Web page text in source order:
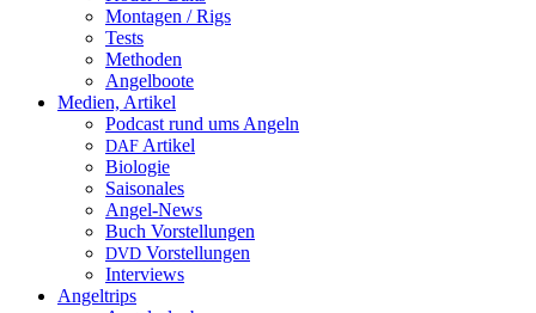
Montagen / Rigs
Tests
Methoden
Angelboote
Medien, Artikel
Podcast rund ums Angeln
DAF Artikel
Biologie
Saisonales
Angel-News
Buch Vorstellungen
DVD Vorstellungen
Interviews
Angeltrips